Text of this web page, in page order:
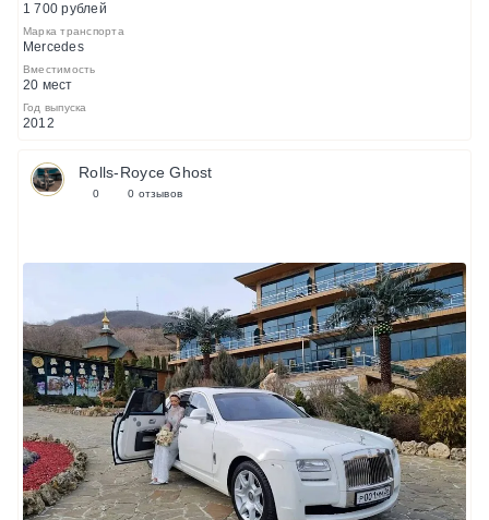
1 700 рублей
Марка транспорта
Mercedes
Вместимость
20 мест
Год выпуска
2012
Rolls-Royce Ghost
0 0 отзывов